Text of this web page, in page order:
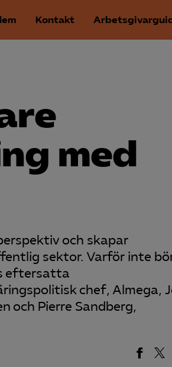
Kontakt
med
och skapar
sektor. Varför inte
eftersatta
chef, Almega,
och Pierre Sandberg,